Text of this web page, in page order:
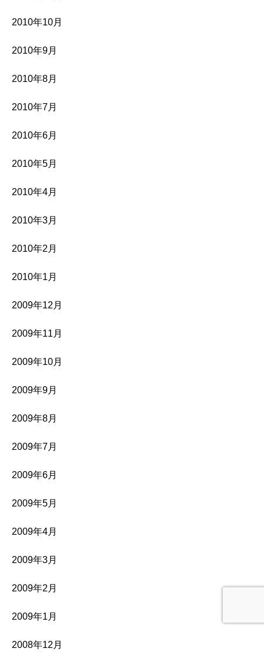
2010年10月
2010年9月
2010年8月
2010年7月
2010年6月
2010年5月
2010年4月
2010年3月
2010年2月
2010年1月
2009年12月
2009年11月
2009年10月
2009年9月
2009年8月
2009年7月
2009年6月
2009年5月
2009年4月
2009年3月
2009年2月
2009年1月
2008年12月